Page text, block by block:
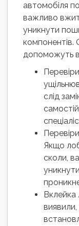
автомобіля
важливо
уникнути
компонентів.
допоможуть
слід
Якщо
сколи,
Вклейка